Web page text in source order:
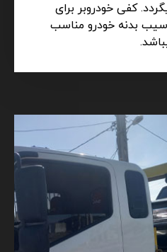
کفی خودروبر برای
بدنه خودرو مناسب